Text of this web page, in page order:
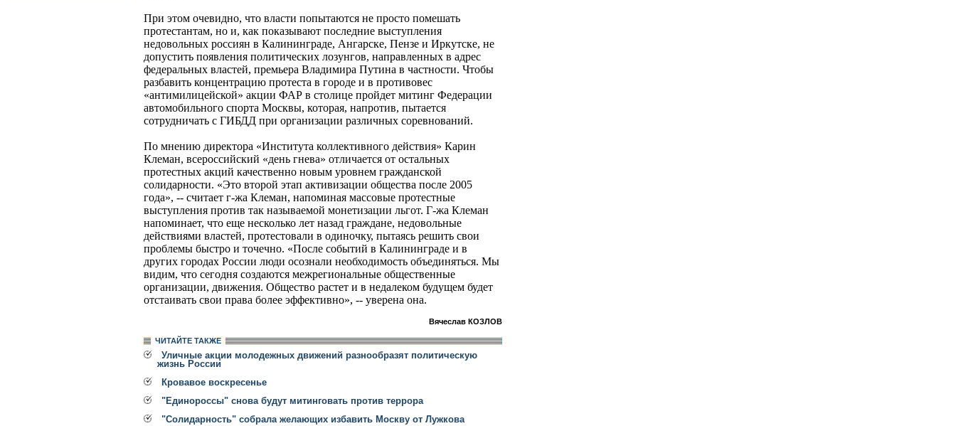
При этом очевидно, что власти попытаются не просто помешать
протестантам, но и, как показывают последние выступления
недовольных россиян в Калининграде, Ангарске, Пензе и Иркутске, не
допустить появления политических лозунгов, направленных в адрес
федеральных властей, премьера Владимира Путина в частности. Чтобы
разбавить концентрацию протеста в городе и в противовес
«антимилицейской» акции ФАР в столице пройдет митинг Федерации
автомобильного спорта Москвы, которая, напротив, пытается
сотрудничать с ГИБДД при организации различных соревнований.
По мнению директора «Института коллективного действия» Карин
Клеман, всероссийский «день гнева» отличается от остальных
протестных акций качественно новым уровнем гражданской
солидарности. «Это второй этап активизации общества после 2005
года», -- считает г-жа Клеман, напоминая массовые протестные
выступления против так называемой монетизации льгот. Г-жа Клеман
напоминает, что еще несколько лет назад граждане, недовольные
действиями властей, протестовали в одиночку, пытаясь решить свои
проблемы быстро и точечно. «После событий в Калининграде и в
других городах России люди осознали необходимость объединяться. Мы
видим, что сегодня создаются межрегиональные общественные
организации, движения. Общество растет и в недалеком будущем будет
отстаивать свои права более эффективно», -- уверена она.
Вячеслав КОЗЛОВ
ЧИТАЙТЕ ТАКЖЕ
Уличные акции молодежных движений разнообразят политическую
жизнь России
Кровавое воскресенье
"Единороссы" снова будут митинговать против террора
"Солидарность" собрала желающих избавить Москву от Лужкова